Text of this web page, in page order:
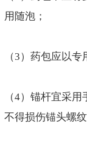
用随泡；
（3）药包应以
（4）锚杆宜采
不得损伤锚头螺纹